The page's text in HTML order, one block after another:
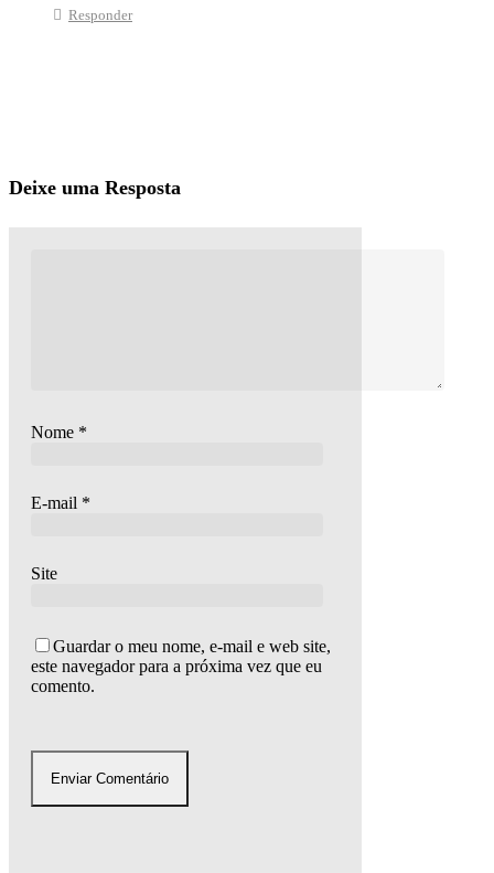
Responder
Deixe uma Resposta
Nome *
E-mail *
Site
Guardar o meu nome, e-mail e web site,
este navegador para a próxima vez que eu
comento.